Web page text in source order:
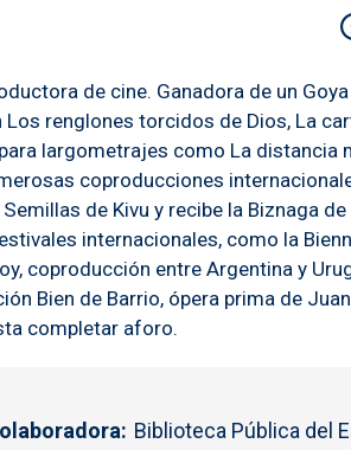
de cine. Ganadora de un
Los renglones torcidos de Dios, La
largometrajes como La distancia
coproducciones
de Kivu y recibe la Biznaga
internacionales, como la
coproducción entre Argentina y
Bien de Barrio, ópera prima de
completar aforo.
Biblioteca Pública del